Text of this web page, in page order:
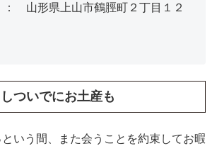
山形県上山市鶴脛町２丁目１２
ついでにお土産も
いう間、また会うことを約束してお暇